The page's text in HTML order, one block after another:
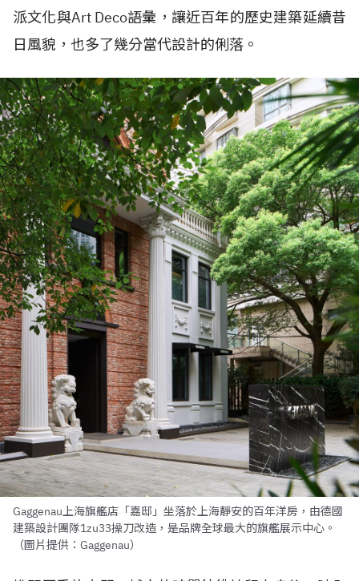
派文化與Art Deco語彙，讓近百年的歷史建築延續昔
日風貌，也多了幾分當代設計的俐落。
Gaggenau上海旗艦店「嘉邸」坐落於上海靜安的百年洋房，由德國
建築設計團隊1zu33操刀改造，是品牌全球最大的旗艦展示中心。
（圖片提供：Gaggenau）